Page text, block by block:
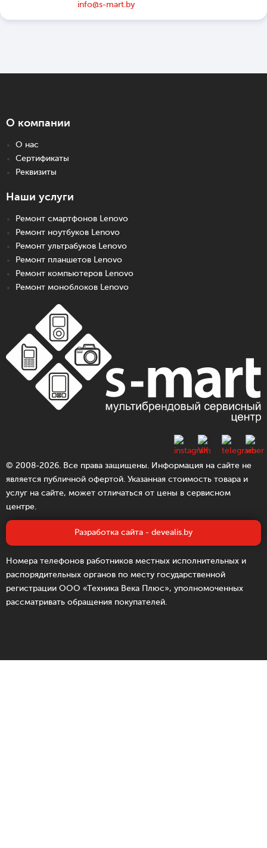
info@s-mart.by
О компании
О нас
Сертификаты
Реквизиты
Наши услуги
Ремонт смартфонов Lenovo
Ремонт ноутбуков Lenovo
Ремонт ультрабуков Lenovo
Ремонт планшетов Lenovo
Ремонт компьютеров Lenovo
Ремонт моноблоков Lenovo
© 2008-2026. Все права защищены. Информация на сайте не
является публичной офертой. Указанная стоимость товара и
услуг на сайте, может отличаться от цены в сервисном
центре.
Разработка сайта - devealis.by
Номера телефонов работников местных исполнительных и
распорядительных органов по месту государственной
регистрации ООО «Техника Века Плюс», уполномоченных
рассматривать обращения покупателей.